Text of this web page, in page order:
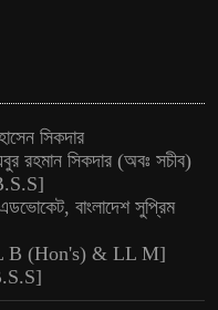
সিকদার
রহমান সিকদার (অবঃ সচীব)
বাংলাদেশ সুপ্রিম
B (Hon's) & LL M]